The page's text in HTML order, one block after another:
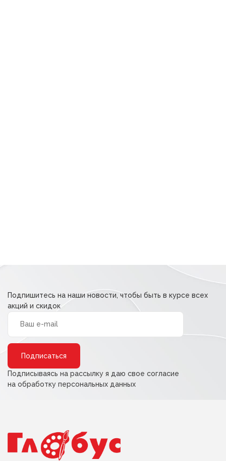
Подпишитесь на наши новости, чтобы быть в курсе всех
акций и скидок
Подписываясь на рассылку я даю свое согласие
на обработку персональных данных